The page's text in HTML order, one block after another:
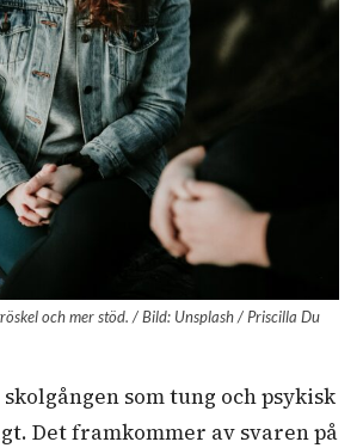
och mer stöd. / Bild: Unsplash / Priscilla Du
som tung och psykisk
Det framkommer av svaren på